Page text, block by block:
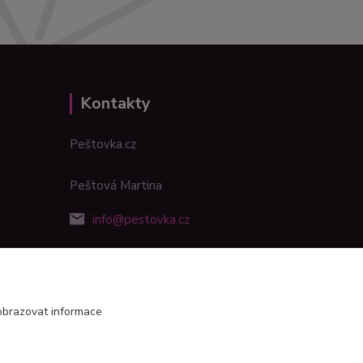
Kontakty
Peštovka.cz
Peštová Martina
info@pestovka.cz
informace